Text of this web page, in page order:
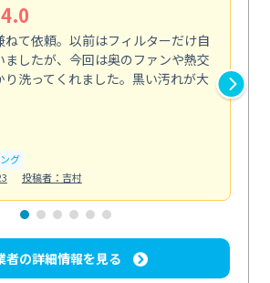
4.0
ねて依頼。以前はフィルターだけ自
ましたが、今回は奥のファンや熱交
り洗ってくれました。黒い汚れが大
グ
投稿者：吉村
者の詳細情報を見る